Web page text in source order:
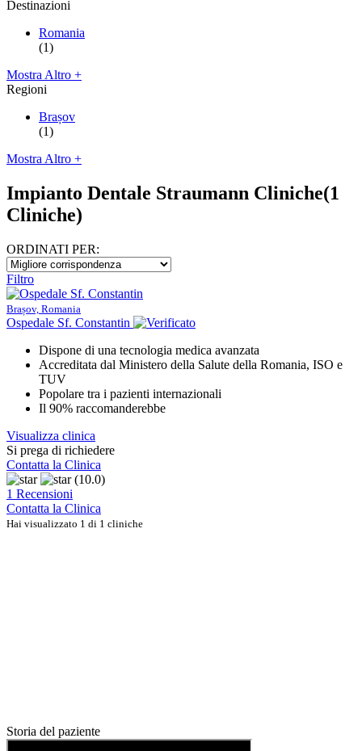
Destinazioni
Romania
(1)
Mostra Altro +
Regioni
Brașov
(1)
Mostra Altro +
Impianto Dentale Straumann Cliniche(1
Cliniche)
ORDINATI PER:
Filtro
Brașov, Romania
Ospedale Sf. Constantin
Dispone di una tecnologia medica avanzata
Accreditata dal Ministero della Salute della Romania, ISO e
TUV
Popolare tra i pazienti internazionali
Il 90% raccomanderebbe
Visualizza clinica
Si prega di richiedere
Contatta la Clinica
(10.0)
1 Recensioni
Contatta la Clinica
Hai visualizzato 1 di 1 cliniche
Storia del paziente